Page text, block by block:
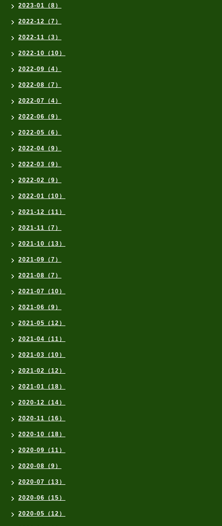
2023-01（8）
2022-12（7）
2022-11（3）
2022-10（10）
2022-09（4）
2022-08（7）
2022-07（4）
2022-06（9）
2022-05（6）
2022-04（9）
2022-03（9）
2022-02（9）
2022-01（10）
2021-12（11）
2021-11（7）
2021-10（13）
2021-09（7）
2021-08（7）
2021-07（10）
2021-06（9）
2021-05（12）
2021-04（11）
2021-03（10）
2021-02（12）
2021-01（18）
2020-12（14）
2020-11（16）
2020-10（18）
2020-09（11）
2020-08（9）
2020-07（13）
2020-06（15）
2020-05（12）